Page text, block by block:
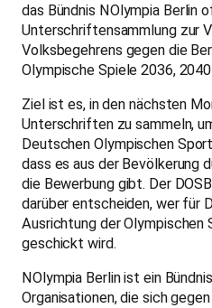
das Bündnis NOlympia Berlin
Unterschriftensammlung zur
Volksbegehrens gegen die
Olympische Spiele 2036,
Ziel ist es, in den nächsten
Unterschriften zu sammeln,
Deutschen Olympischen
dass es aus der Bevölkerung
die Bewerbung gibt. Der
darüber entscheiden, wer für
Ausrichtung der Olympischen
geschickt wird.
NOlympia Berlin ist ein
Organisationen, die sich